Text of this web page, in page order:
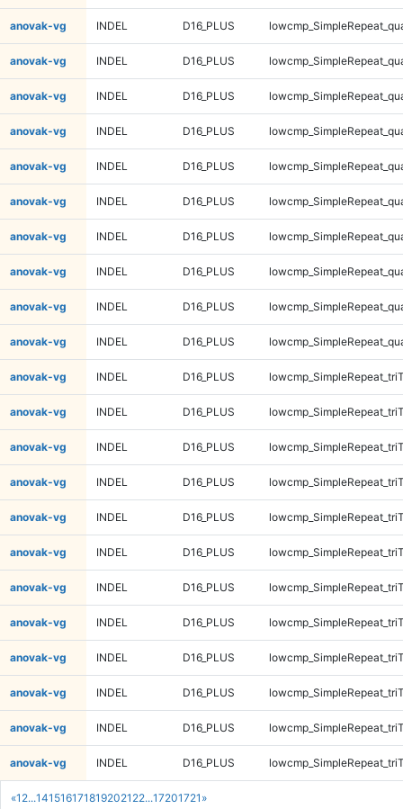
«1 2...1415161718192021 22...17201721 »
anovak-vg INDEL D16_PLUS
anovak-vg INDEL D16_PLUS
anovak-vg INDEL D16_PLUS
anovak-vg INDEL D16_PLUS
anovak-vg INDEL D16_PLUS
anovak-vg INDEL D16_PLUS
anovak-vg INDEL D16_PLUS
anovak-vg INDEL D16_PLUS
anovak-vg INDEL D16_PLUS
anovak-vg INDEL D16_PLUS
anovak-vg INDEL D16_PLUS
anovak-vg INDEL D16_PLUS
anovak-vg INDEL D16_PLUS
anovak-vg INDEL D16_PLUS
anovak-vg INDEL D16_PLUS
anovak-vg INDEL D16_PLUS
anovak-vg INDEL D16_PLUS
anovak-vg INDEL D16_PLUS
anovak-vg INDEL D16_PLUS
anovak-vg INDEL D16_PLUS
anovak-vg INDEL D16_PLUS
anovak-vg INDEL D16_PLUS